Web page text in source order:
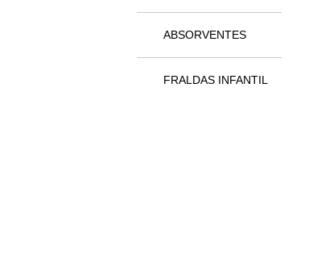
ABSORVENTES
FRALDAS INFANTIL